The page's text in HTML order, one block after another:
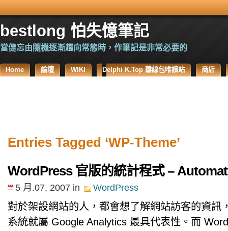
bestlong 怕失憶筆記
當健忘由隨機逐漸趨向常態時，作筆記是非常必要的
Home 論壇 WIKI Delphi K.Top 離線包唯讀站 商店
Entries Tagged ‘WP-Theme’
WordPress 官版的統計程式 –
5 月.07, 2007 in WordPress
對於架設網站的人，都會想了解網站訪客的資訊
系統就屬 Google Analytics 最具代表性。而